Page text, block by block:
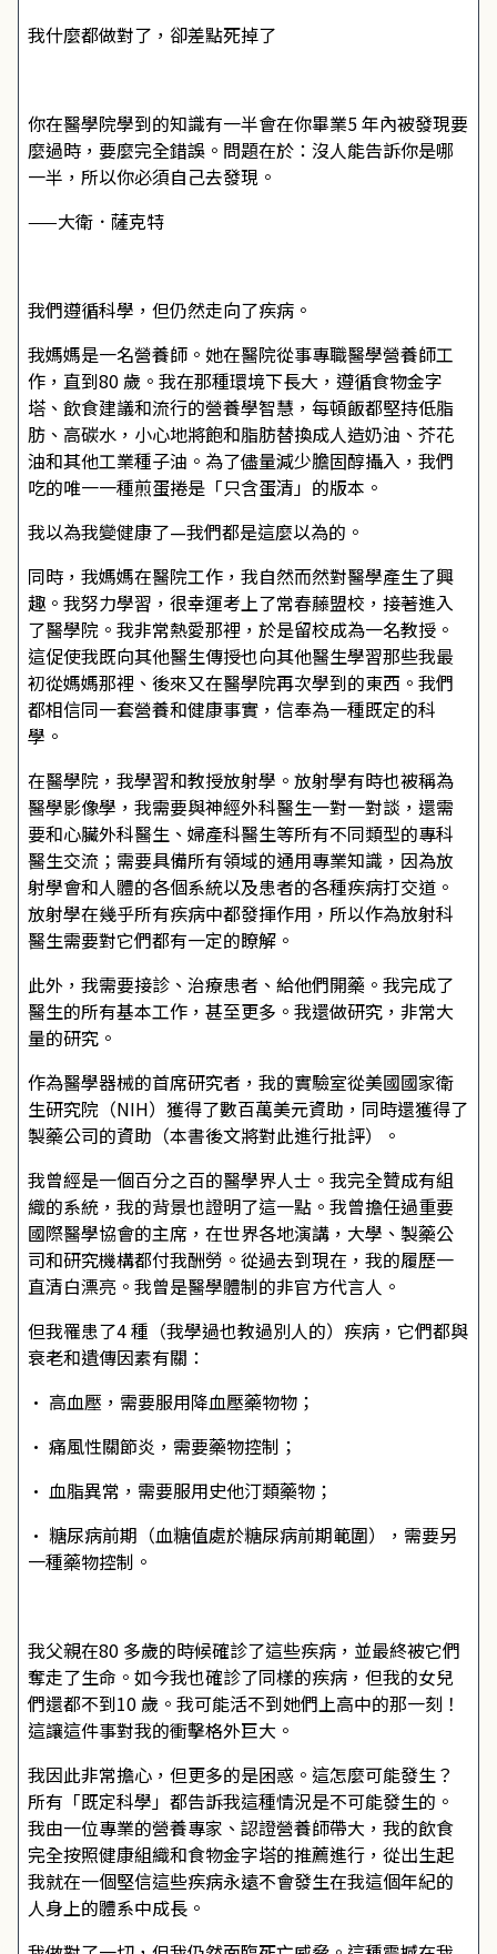
我什麼都做對了，卻差點死掉了
你在醫學院學到的知識有一半會在你畢業5 年內被發現要
麼過時，要麼完全錯誤。問題在於：沒人能告訴你是哪
一半，所以你必須自己去發現。
——大衛．薩克特
我們遵循科學，但仍然走向了疾病。
我媽媽是一名營養師。她在醫院從事專職醫學營養師工
作，直到80 歲。我在那種環境下長大，遵循食物金字
塔、飲食建議和流行的營養學智慧，每頓飯都堅持低脂
肪、高碳水，小心地將飽和脂肪替換成人造奶油、芥花
油和其他工業種子油。為了儘量減少膽固醇攝入，我們
吃的唯一一種煎蛋捲是「只含蛋清」的版本。
我以為我變健康了—我們都是這麼以為的。
同時，我媽媽在醫院工作，我自然而然對醫學產生了興
趣。我努力學習，很幸運考上了常春藤盟校，接著進入
了醫學院。我非常熱愛那裡，於是留校成為一名教授。
這促使我既向其他醫生傳授也向其他醫生學習那些我最
初從媽媽那裡、後來又在醫學院再次學到的東西。我們
都相信同一套營養和健康事實，信奉為一種既定的科
學。
在醫學院，我學習和教授放射學。放射學有時也被稱為
醫學影像學，我需要與神經外科醫生一對一對談，還需
要和心臟外科醫生、婦產科醫生等所有不同類型的專科
醫生交流；需要具備所有領域的通用專業知識，因為放
射學會和人體的各個系統以及患者的各種疾病打交道。
放射學在幾乎所有疾病中都發揮作用，所以作為放射科
醫生需要對它們都有一定的瞭解。
此外，我需要接診、治療患者、給他們開藥。我完成了
醫生的所有基本工作，甚至更多。我還做研究，非常大
量的研究。
作為醫學器械的首席研究者，我的實驗室從美國國家衛
生研究院（NIH）獲得了數百萬美元資助，同時還獲得了
製藥公司的資助（本書後文將對此進行批評）。
我曾經是一個百分之百的醫學界人士。我完全贊成有組
織的系統，我的背景也證明了這一點。我曾擔任過重要
國際醫學協會的主席，在世界各地演講，大學、製藥公
司和研究機構都付我酬勞。從過去到現在，我的履歷一
直清白漂亮。我曾是醫學體制的非官方代言人。
但我罹患了4 種（我學過也教過別人的）疾病，它們都與
衰老和遺傳因素有關：
• 高血壓，需要服用降血壓藥物物；
• 痛風性關節炎，需要藥物控制；
• 血脂異常，需要服用史他汀類藥物；
• 糖尿病前期（血糖值處於糖尿病前期範圍），需要另
一種藥物控制。
我父親在80 多歲的時候確診了這些疾病，並最終被它們
奪走了生命。如今我也確診了同樣的疾病，但我的女兒
們還都不到10 歲。我可能活不到她們上高中的那一刻！
這讓這件事對我的衝擊格外巨大。
我因此非常擔心，但更多的是困惑。這怎麼可能發生？
所有「既定科學」都告訴我這種情況是不可能發生的。
我由一位專業的營養專家、認證營養師帶大，我的飲食
完全按照健康組織和食物金字塔的推薦進行，從出生起
我就在一個堅信這些疾病永遠不會發生在我這個年紀的
人身上的體系中成長。